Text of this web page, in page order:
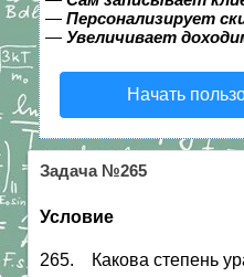
— Персонализирует
— Увеличивает
Начать
Задача №265
Условие
265. Какова степень